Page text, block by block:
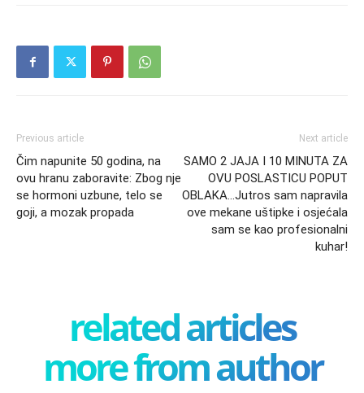
Previous article
Čim napunite 50 godina, na
ovu hranu zaboravite: Zbog nje
se hormoni uzbune, telo se
goji, a mozak propada
Next article
SAMO 2 JAJA I 10 MINUTA ZA
OVU POSLASTICU POPUT
OBLAKA…Jutros sam napravila
ove mekane uštipke i osjećala
sam se kao profesionalni
kuhar!
related articles
more from author